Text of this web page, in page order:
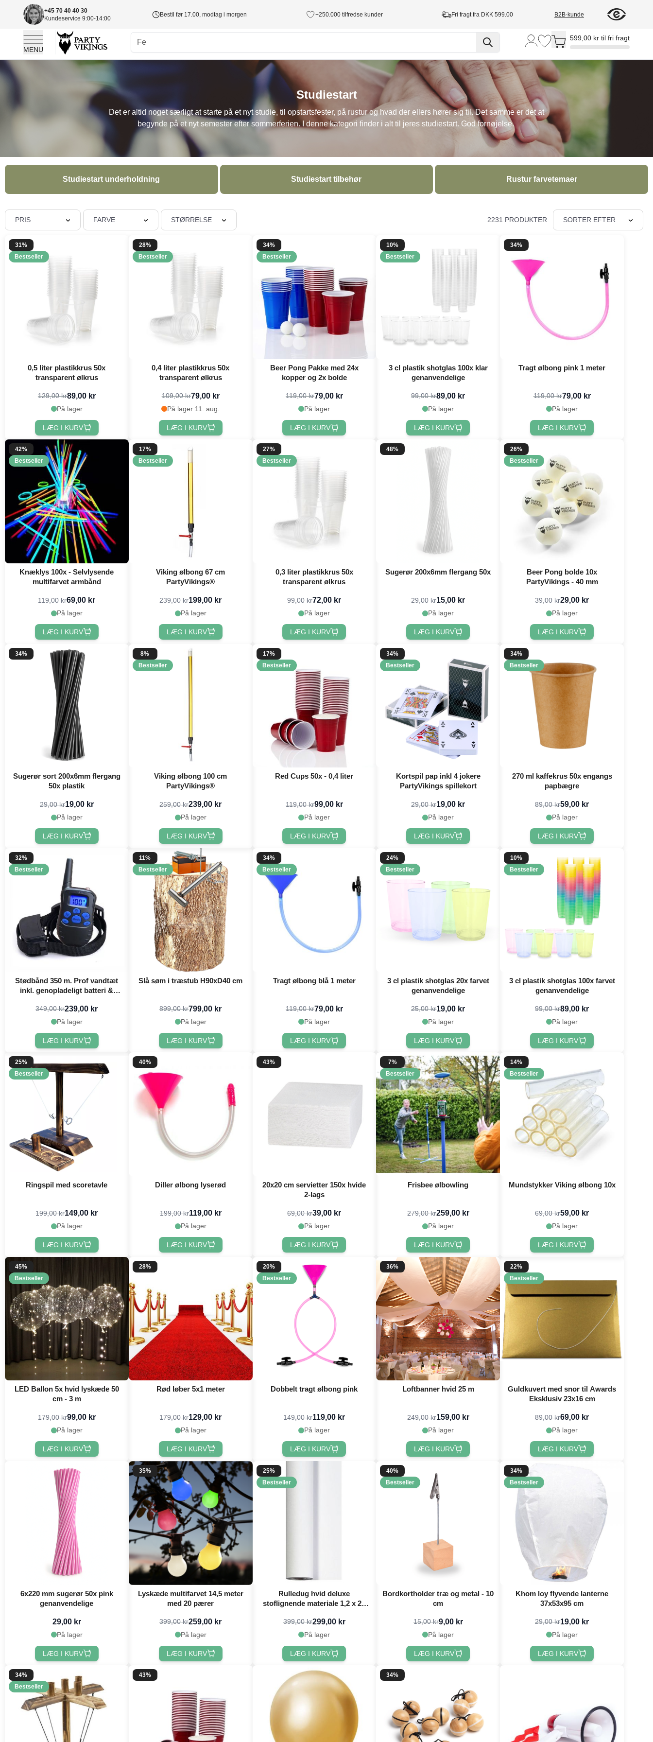
+45 70 40 40 30
Kundeservice 9:00-14:00
Bestil før 17.00, modtag i morgen +250.000 tilfredse kunder Fri fragt fra DKK 599.00 B2B-kunde
MENU
Toggle minicart, Cart is empty
599,00 kr til fri fragt
Skip to Content
Studiestart
Det er altid noget særligt at starte på et nyt studie, til opstartsfester, på rustur og hvad der ellers hører sig til. Det samme er det at
begynde på et nyt semester efter sommerferien. I denne kategori finder i alt til jeres studiestart. God fornøjelse.
Studiestart underholdning Studiestart tilbehør Rustur farvetemaer
PRIS FARVE STØRRELSE 2231 PRODUKTER SORTER EFTER
31%
Bestseller
0,5 liter plastikkrus 50x
transparent ølkrus
129,00 kr89,00 kr
På lager
LÆG I KURV
28%
Bestseller
0,4 liter plastikkrus 50x
transparent ølkrus
109,00 kr79,00 kr
På lager 11. aug.
LÆG I KURV
34%
Bestseller
Beer Pong Pakke med 24x
kopper og 2x bolde
119,00 kr79,00 kr
På lager
LÆG I KURV
10%
Bestseller
3 cl plastik shotglas 100x klar
genanvendelige
99,00 kr89,00 kr
På lager
LÆG I KURV
34%
Tragt ølbong pink 1 meter
119,00 kr79,00 kr
På lager
LÆG I KURV
42%
Bestseller
Knæklys 100x - Selvlysende
multifarvet armbånd
119,00 kr69,00 kr
På lager
LÆG I KURV
17%
Bestseller
Viking ølbong 67 cm
PartyVikings®
239,00 kr199,00 kr
På lager
LÆG I KURV
27%
Bestseller
0,3 liter plastikkrus 50x
transparent ølkrus
99,00 kr72,00 kr
På lager
LÆG I KURV
48%
Sugerør 200x6mm flergang 50x
29,00 kr15,00 kr
På lager
LÆG I KURV
26%
Bestseller
Beer Pong bolde 10x
PartyVikings - 40 mm
39,00 kr29,00 kr
På lager
LÆG I KURV
34%
Sugerør sort 200x6mm flergang
50x plastik
29,00 kr19,00 kr
På lager
LÆG I KURV
8%
Bestseller
Viking ølbong 100 cm
PartyVikings®
259,00 kr239,00 kr
På lager
LÆG I KURV
17%
Bestseller
Red Cups 50x - 0,4 liter
119,00 kr99,00 kr
På lager
LÆG I KURV
34%
Bestseller
Kortspil pap inkl 4 jokere
PartyVikings spillekort
29,00 kr19,00 kr
På lager
LÆG I KURV
34%
Bestseller
270 ml kaffekrus 50x engangs
papbægre
89,00 kr59,00 kr
På lager
LÆG I KURV
32%
Bestseller
Stødbånd 350 m. Prof vandtæt
inkl. genopladeligt batteri &
349,00 kr239,00 kr
På lager
LÆG I KURV
11%
Bestseller
Slå søm i træstub H90xD40 cm
899,00 kr799,00 kr
På lager
LÆG I KURV
34%
Bestseller
Tragt ølbong blå 1 meter
119,00 kr79,00 kr
På lager
LÆG I KURV
24%
Bestseller
3 cl plastik shotglas 20x farvet
genanvendelige
25,00 kr19,00 kr
På lager
LÆG I KURV
10%
Bestseller
3 cl plastik shotglas 100x farvet
genanvendelige
99,00 kr89,00 kr
På lager
LÆG I KURV
25%
Bestseller
Ringspil med scoretavle
199,00 kr149,00 kr
På lager
LÆG I KURV
40%
Diller ølbong lyserød
199,00 kr119,00 kr
På lager
LÆG I KURV
43%
20x20 cm servietter 150x hvide
2-lags
69,00 kr39,00 kr
På lager
LÆG I KURV
7%
Bestseller
Frisbee ølbowling
279,00 kr259,00 kr
På lager
LÆG I KURV
14%
Bestseller
Mundstykker Viking ølbong 10x
69,00 kr59,00 kr
På lager
LÆG I KURV
45%
Bestseller
LED Ballon 5x hvid lyskæde 50
cm - 3 m
179,00 kr99,00 kr
På lager
LÆG I KURV
28%
Rød løber 5x1 meter
179,00 kr129,00 kr
På lager
LÆG I KURV
20%
Bestseller
Dobbelt tragt ølbong pink
149,00 kr119,00 kr
På lager
LÆG I KURV
36%
Loftbanner hvid 25 m
249,00 kr159,00 kr
På lager
LÆG I KURV
22%
Bestseller
Guldkuvert med snor til Awards
Eksklusiv 23x16 cm
89,00 kr69,00 kr
På lager
LÆG I KURV
6x220 mm sugerør 50x pink
genanvendelige
29,00 kr
På lager
LÆG I KURV
35%
Lyskæde multifarvet 14,5 meter
med 20 pærer
399,00 kr259,00 kr
På lager
LÆG I KURV
25%
Bestseller
Rulledug hvid deluxe
stoflignende materiale 1,2 x 25
399,00 kr299,00 kr
På lager
LÆG I KURV
40%
Bestseller
Bordkortholder træ og metal - 10
cm
15,00 kr9,00 kr
På lager
LÆG I KURV
34%
Bestseller
Khom loy flyvende lanterne
37x53x95 cm
29,00 kr19,00 kr
På lager
LÆG I KURV
34%
Bestseller
43% 34%